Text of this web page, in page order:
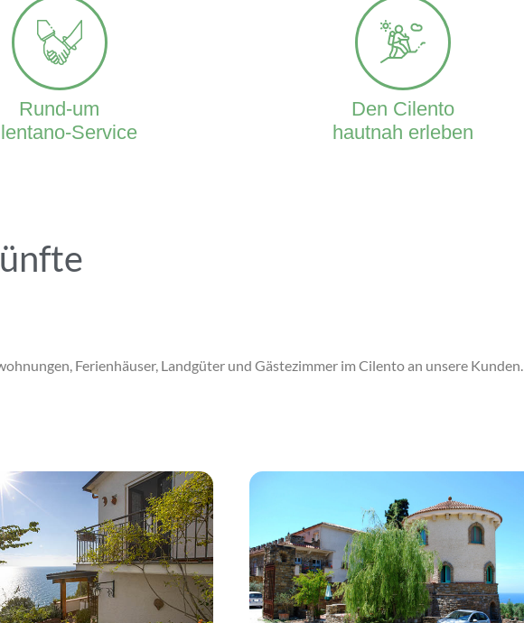
Rund-um
Service
Den Cilento
hautnah erleben
Ferienhäuser, Landgüter und Gästezimmer im Cilento an unsere Kunden.